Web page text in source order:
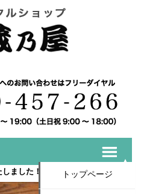
トップページ
ました！